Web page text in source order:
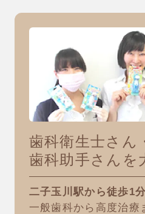
歯科衛生士さん
歯科助手さんを
二子玉川駅から徒歩1
一般歯科から高度治療